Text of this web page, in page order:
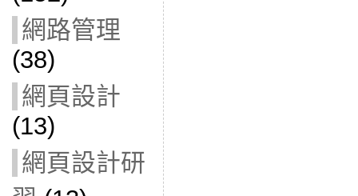
網路管理
(38)
網頁設計
(13)
網頁設計研